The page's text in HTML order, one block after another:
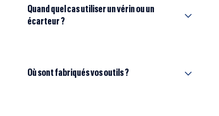
Quand quel cas utiliser un vérin ou un
écarteur ?
Où sont fabriqués vos outils ?